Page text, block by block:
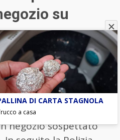
su
attraverso un post
a compiere una
negozio su Oxford
le autorità
ragazzi fermi
negozio sospettato
DI CARTA STAGNOLA
a casa